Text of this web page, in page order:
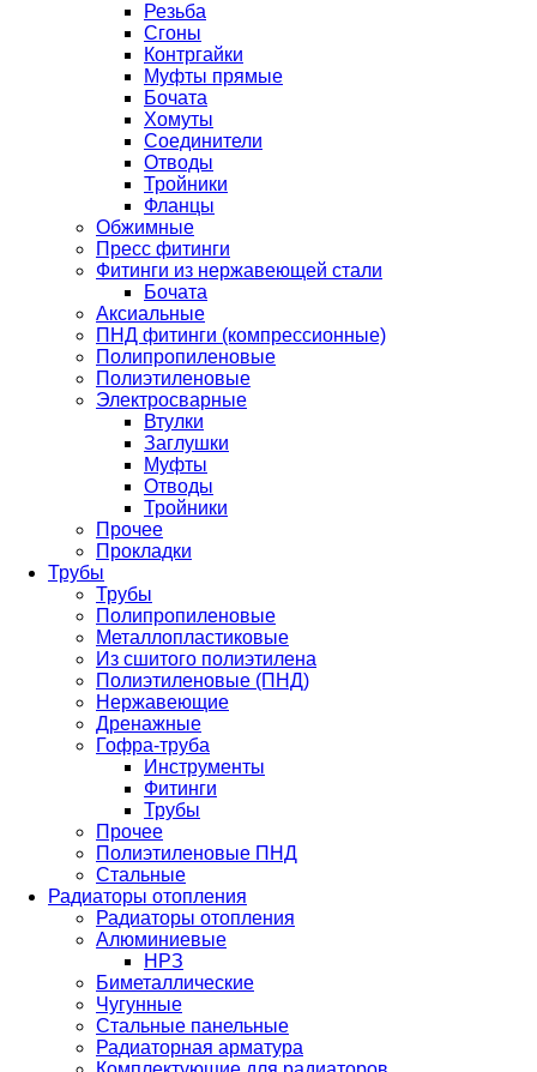
Резьба
Сгоны
Контргайки
Муфты прямые
Бочата
Хомуты
Соединители
Отводы
Тройники
Фланцы
Обжимные
Пресс фитинги
Фитинги из нержавеющей стали
Бочата
Аксиальные
ПНД фитинги (компрессионные)
Полипропиленовые
Полиэтиленовые
Электросварные
Втулки
Заглушки
Муфты
Отводы
Тройники
Прочее
Прокладки
Трубы
Трубы
Полипропиленовые
Металлопластиковые
Из сшитого полиэтилена
Полиэтиленовые (ПНД)
Нержавеющие
Дренажные
Гофра-труба
Инструменты
Фитинги
Трубы
Прочее
Полиэтиленовые ПНД
Стальные
Радиаторы отопления
Радиаторы отопления
Алюминиевые
НРЗ
Биметаллические
Чугунные
Стальные панельные
Радиаторная арматура